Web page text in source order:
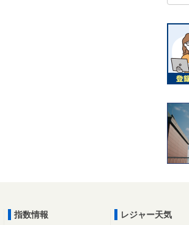
指数情報
レジャー天気